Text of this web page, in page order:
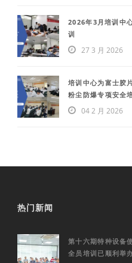
2026年3月培训中
训
27 3 月 2026
培训中心为富士胶
粉尘防爆专项安全
04 2 月 2026
热门新闻
第十六期特种设备
全员培训已顺利举办